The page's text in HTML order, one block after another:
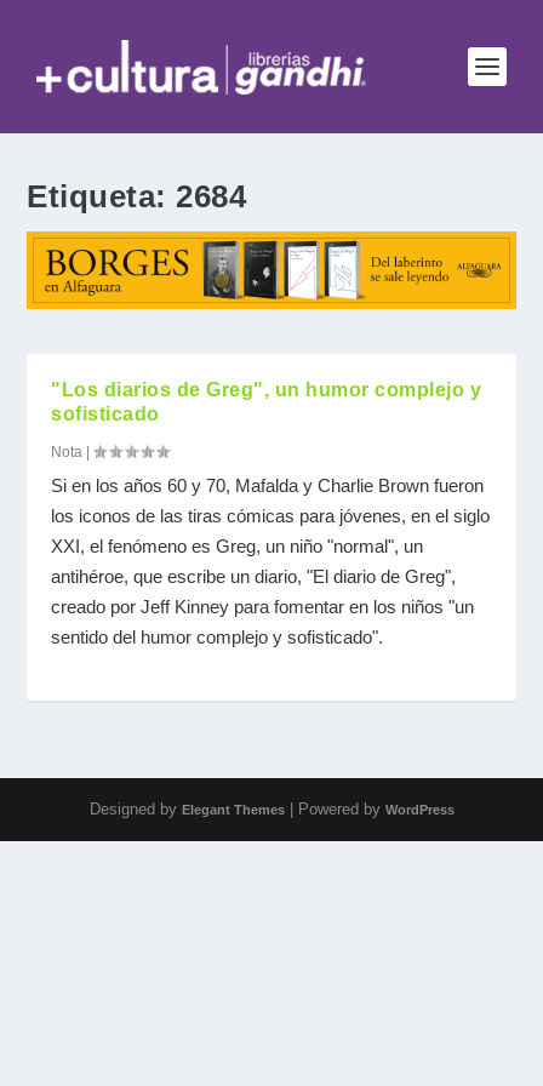
Etiqueta: 2684
"Los diarios de Greg", un humor complejo y
sofisticado
Nota |
Si en los años 60 y 70, Mafalda y Charlie Brown fueron
los iconos de las tiras cómicas para jóvenes, en el siglo
XXI, el fenómeno es Greg, un niño "normal", un
antihéroe, que escribe un diario, "El diario de Greg",
creado por Jeff Kinney para fomentar en los niños "un
sentido del humor complejo y sofisticado".
Designed by Elegant Themes| Powered by WordPress